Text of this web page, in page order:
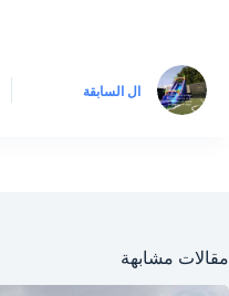
ال السابقة
مقالات مشابهة